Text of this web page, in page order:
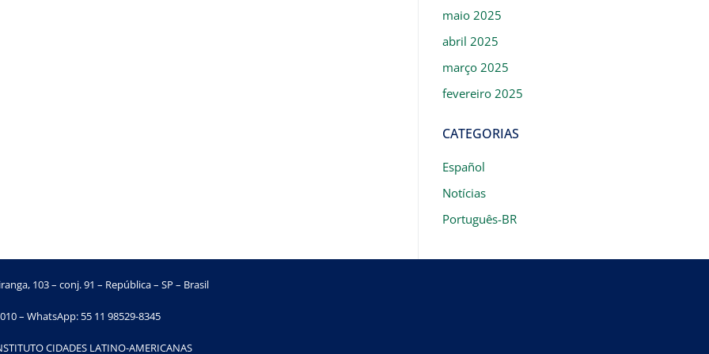
maio 2025
abril 2025
março 2025
fevereiro 2025
CATEGORIAS
Español
Notícias
Português-BR
103 – conj. 91 – República – SP – Brasil
– WhatsApp: 55 11 98529-8345
CIDADES LATINO-AMERICANAS